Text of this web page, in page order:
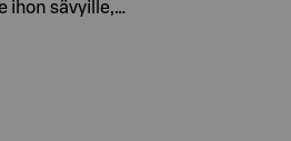
ihon sävyille,…